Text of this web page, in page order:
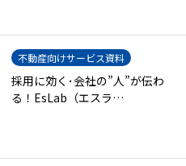
不動産向けサービス資料
採用に効く･会社の”人”が伝わ
る！EsLab（エスラ…